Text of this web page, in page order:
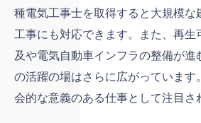
種電気工事士を取得すると大規模な
工事にも対応できます。また、再生
及や電気自動車インフラの整備が
の活躍の場はさらに広がっています
会的な意義のある仕事として注目さ